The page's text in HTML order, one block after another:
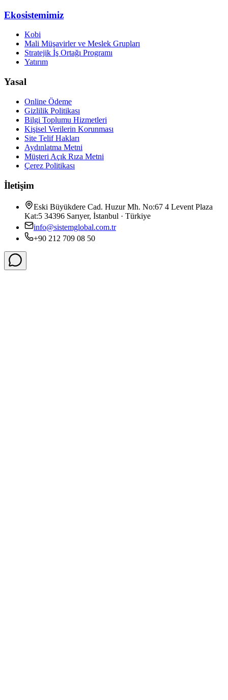
Ekosistemimiz
Kobi
Mali Müşavirler ve Meslek Grupları
Stratejik İş Ortağı Programı
Yatırım
Yasal
Online Ödeme
Gizlilik Politikası
Bilgi Toplumu Hizmetleri
Kişisel Verilerin Korunması
Site Telif Hakları
Aydınlatma Metni
Müşteri Açık Rıza Metni
Çerez Politikası
İletişim
Eski Büyükdere Cad. Huzur Mh. No:67 4 Levent Plaza
Kat:5 34396 Sarıyer, İstanbul · Türkiye
info@sistemglobal.com.tr
+90 212 709 08 50